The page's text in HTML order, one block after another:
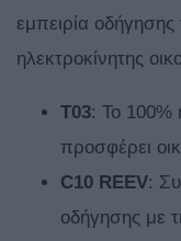
εμπειρία
ηλεκτροκίνητης
T03: Το 100%
προσφέρει
C10 REEV:
οδήγησης με